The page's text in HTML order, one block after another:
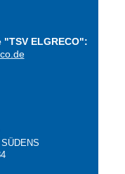
ELGRECO":